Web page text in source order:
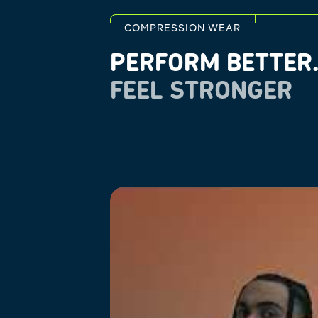
COMPRESSION WEAR
PERFORM BETTER.
FEEL STRONGER